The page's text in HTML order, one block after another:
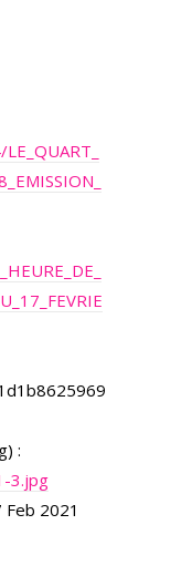
:
3.jpg
2021